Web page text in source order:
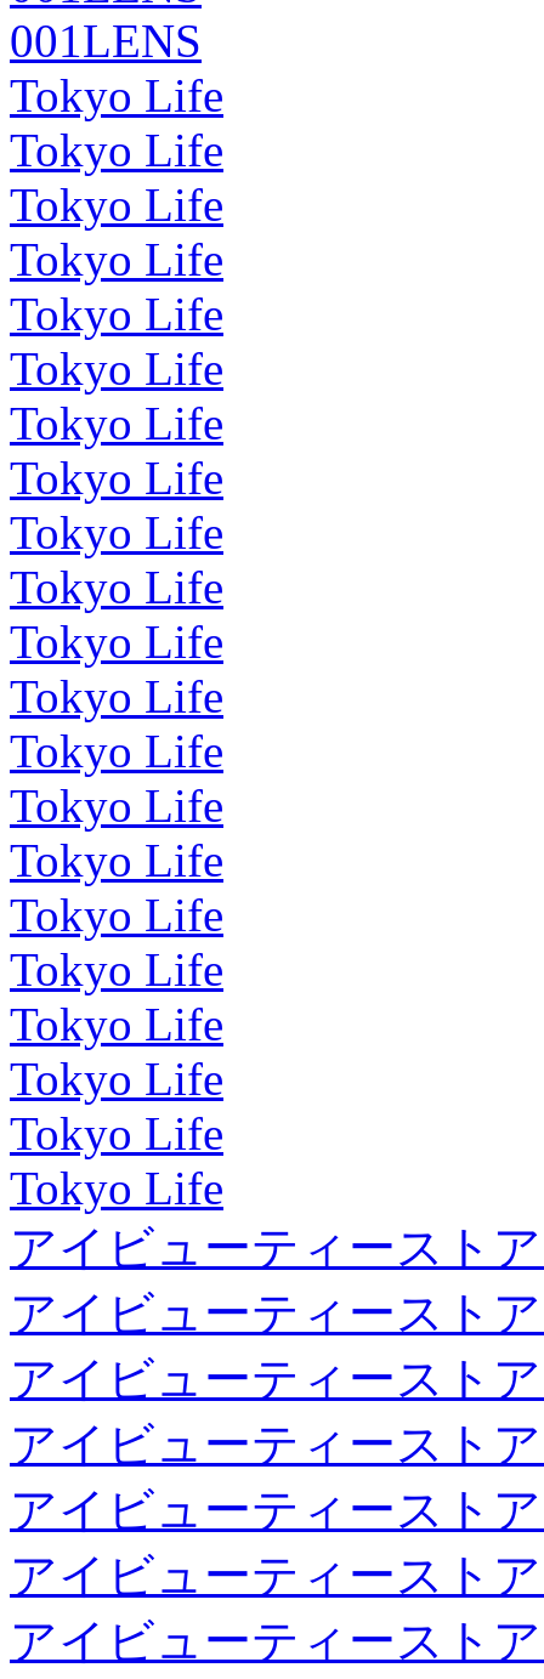
001LENS
Tokyo Life
Tokyo Life
Tokyo Life
Tokyo Life
Tokyo Life
Tokyo Life
Tokyo Life
Tokyo Life
Tokyo Life
Tokyo Life
Tokyo Life
Tokyo Life
Tokyo Life
Tokyo Life
Tokyo Life
Tokyo Life
Tokyo Life
Tokyo Life
Tokyo Life
Tokyo Life
Tokyo Life
アイビューティースト
アイビューティースト
アイビューティースト
アイビューティースト
アイビューティースト
アイビューティースト
アイビューティースト